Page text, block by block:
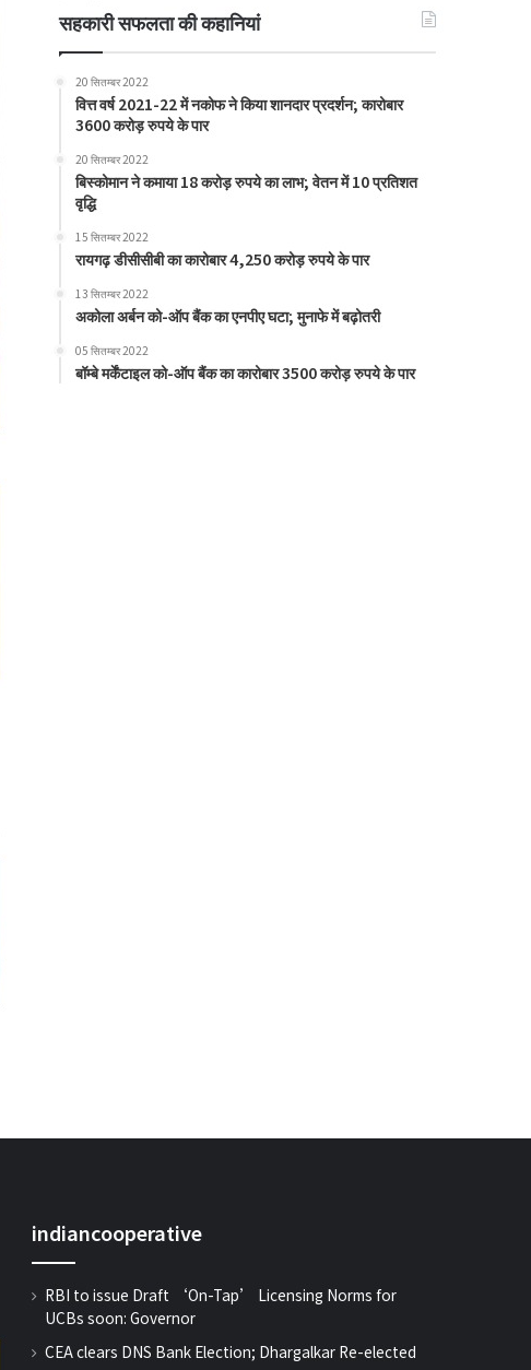
सहकारी सफलता की कहानियां
20 सितम्बर 2022
वित्त वर्ष 2021-22 में नकोफ ने किया शानदार प्रदर्शन; कारोबार
3600 करोड़ रुपये के पार
20 सितम्बर 2022
बिस्कोमान ने कमाया 18 करोड़ रुपये का लाभ; वेतन में 10 प्रतिशत
वृद्धि
15 सितम्बर 2022
रायगढ़ डीसीसीबी का कारोबार 4,250 करोड़ रुपये के पार
13 सितम्बर 2022
अकोला अर्बन को-ऑप बैंक का एनपीए घटा; मुनाफे में बढ़ोतरी
05 सितम्बर 2022
बॉम्बे मर्केंटाइल को-ऑप बैंक का कारोबार 3500 करोड़ रुपये के पार
indiancooperative
RBI to issue Draft ‘On-Tap’ Licensing Norms for
UCBs soon: Governor
CEA clears DNS Bank Election; Dhargalkar Re-elected